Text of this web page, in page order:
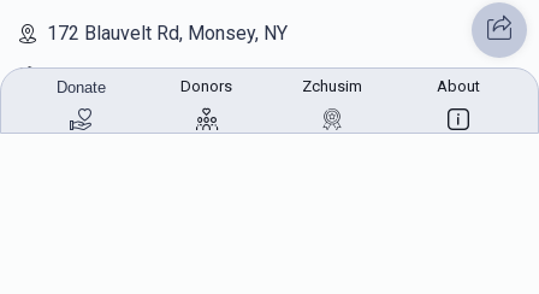
172 Blauvelt Rd, Monsey, NY
(212) 239-8923
info@abcharity.org
Donate Donors Zchusim About